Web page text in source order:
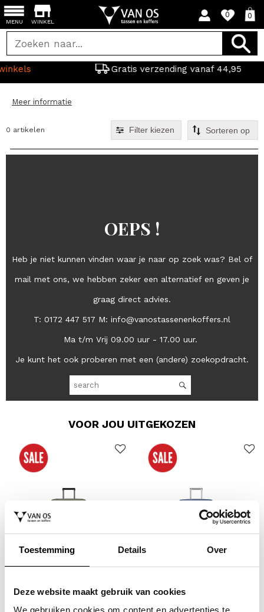
Toestemming Details Over
Deze website maakt gebruik van cookies
We gebruiken cookies om content en advertenties te
WINKEL
0 0
Gratis verzending vanaf 44,95
MENU
Meer informatie
0 artikelen Filter kiezen
OEPS !
Heb je niet kunnen vinden waar je naar op zoek was? Bel of
mail met ons, we hebben zeker een alternatief en geven je
graag direct advies.
T: 0172 447 517 M: info@vanostassenenkoffers.nl
Ma t/m Vrij 09.00 uur - 17.00 uur.
Je kunt het ook proberen met een (andere) zoekopdracht.
VOOR JOU UITGEKOZEN
koffer / trolley /
reiskoffer 75 cm (large)
koffer / trolley /
reiskoffer 75 cm (large)